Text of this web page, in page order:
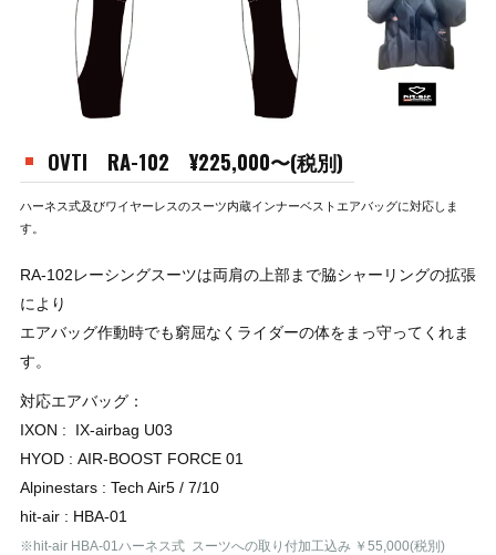
OVTI RA-102 ¥225,000〜(税別)
ハーネス式及びワイヤーレスのスーツ内蔵インナーベストエアバッグに対応しま
す。
RA-102レーシングスーツは両肩の上部まで脇シャーリングの拡張
により
エアバッグ作動時でも窮屈なくライダーの体をまっ守ってくれま
す。
対応エアバッグ：
IXON : IX-airbag U03
HYOD : AIR-BOOST FORCE 01
Alpinestars : Tech Air5 / 7/10
hit-air : HBA-01
※hit-air HBA-01ハーネス式 スーツへの取り付加工込み ￥55,000(税別)